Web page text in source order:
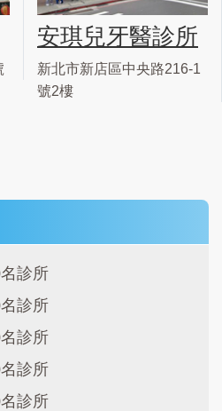
安琪兒牙醫診所
新北市新店區中央路216-1
號2樓
診所
診所
診所
診所
診所